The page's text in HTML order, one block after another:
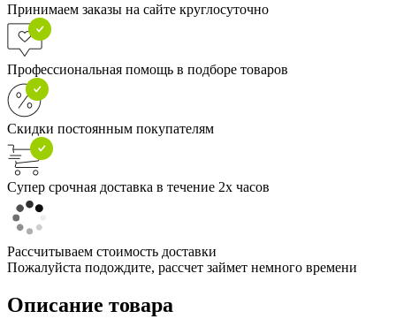
Принимаем заказы на сайте круглосуточно
Профессиональная помощь в подборе товаров
Скидки постоянным покупателям
Супер срочная доставка в течение 2х часов
Рассчитываем стоимость доставки
Пожалуйста подождите, рассчет займет немного времени
Описание товара